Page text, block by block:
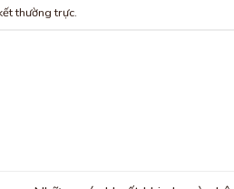
thường trực.